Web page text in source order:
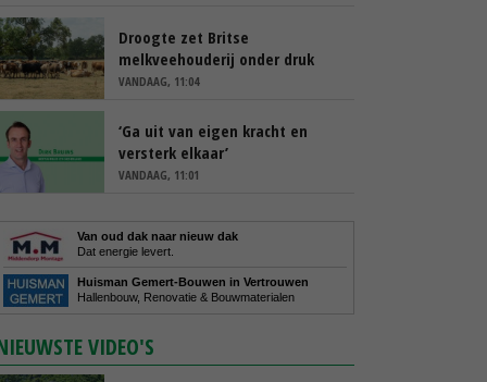
Droogte zet Britse
melkveehouderij onder druk
VANDAAG, 11:04
‘Ga uit van eigen kracht en
versterk elkaar’
VANDAAG, 11:01
Van oud dak naar nieuw dak
Dat energie levert.
Huisman Gemert-Bouwen in Vertrouwen
Hallenbouw, Renovatie & Bouwmaterialen
VIDEO'S